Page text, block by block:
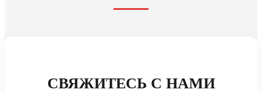
СВЯЖИТЕСЬ С НАМИ